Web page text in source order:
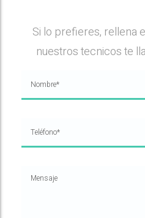
Si lo prefieres, rellena
nuestros tecnicos te